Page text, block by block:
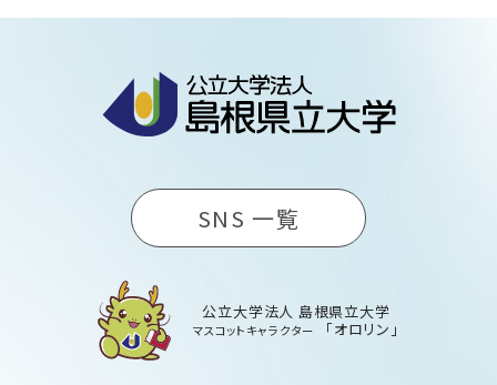
SNS 一覧
公立大学法人 島根県立大学
マスコットキャラクター 「オロリン」